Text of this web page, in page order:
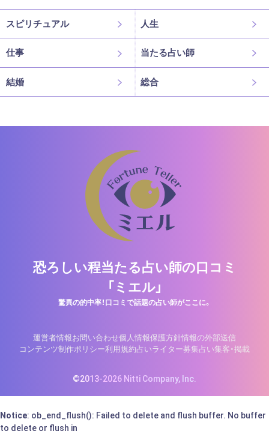
スピリチュアル 人生
仕事 当たる占い師
結婚 総合
恐ろしい程当たる占い師の口コミ
「ミエル」
驚異の的中率！口コミで話題の占い師がここに。
運営者情報お問い合わせ個人情報保護方針情報の外部送信
コンテンツ制作ポリシー利用規約占いライター募集占い集客・掲載
©2013-2026 Nitti Company, Inc.
Notice: ob_end_flush(): Failed to delete and flush buffer. No buffer
to delete or flush in